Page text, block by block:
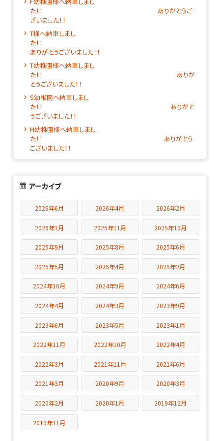
た！！ ありがとうご
ざいました！！
T様へ納車しまし
た！
ありがとうございました！！
T幼稚園様へ納車しまし
た！！ ありが
とうございました！！
S幼稚園へ納車しまし
た！！ ありがと
うございました！！
H幼稚園様へ納車しまし
た！！ ありがとう
ございました！！
アーカイブ
2026年6月 2026年4月 2026年2月
2026年1月 2025年11月 2025年10月
2025年9月 2025年8月 2025年6月
2025年5月 2025年4月 2025年2月
2024年10月 2024年9月 2024年6月
2024年4月 2024年3月 2023年9月
2023年6月 2023年5月 2023年1月
2022年11月 2022年10月 2022年4月
2022年3月 2021年11月 2021年6月
2021年3月 2020年9月 2020年3月
2020年2月 2020年1月 2019年12月
2019年11月